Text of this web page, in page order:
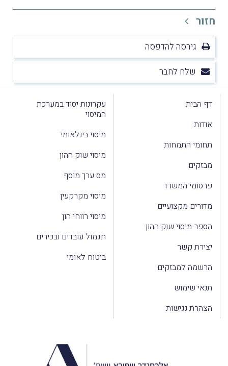
חזור
גירסה להדפסה
שלח לחבר
דף הבית
אודות
תחומי התמחות
מבזקים
פרסומי המשרד
מדורים מקצועיים
הספר מיסוי שוק ההון
יצירת קשר
הרשמה למבזקים
תנאי שימוש
הצהרת נגישות
עקרונות יסוד במערכת
המיסוי
מיסוי בינלאומי
מיסוי שוק ההון
מס ערך מוסף
מיסוי מקרקעין
מיסוי רווחי הון
תגמול עובדים ובכירים
ביטוח לאומי